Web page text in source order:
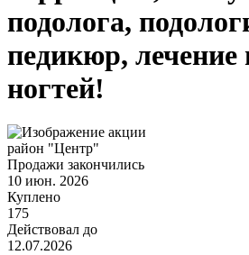
подолога,
педикюр,
ногтей!
район "Центр"
Продажи закончились
10 июн. 2026
Куплено
175
Действовал до
12.07.2026